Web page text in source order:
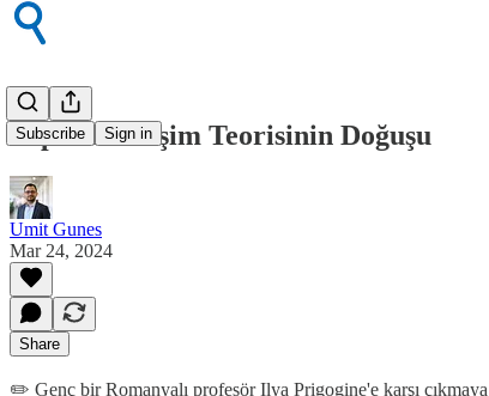
Subscribe Sign in
Yapısal Gelişim Teorisinin Doğuşu
Umit Gunes
Mar 24, 2024
Share
✏️ Genç bir Romanyalı profesör Ilya Prigogine'e karşı